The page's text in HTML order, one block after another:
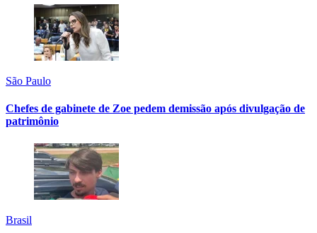
São Paulo
Chefes de gabinete de Zoe pedem demissão após divulgação de
patrimônio
Brasil